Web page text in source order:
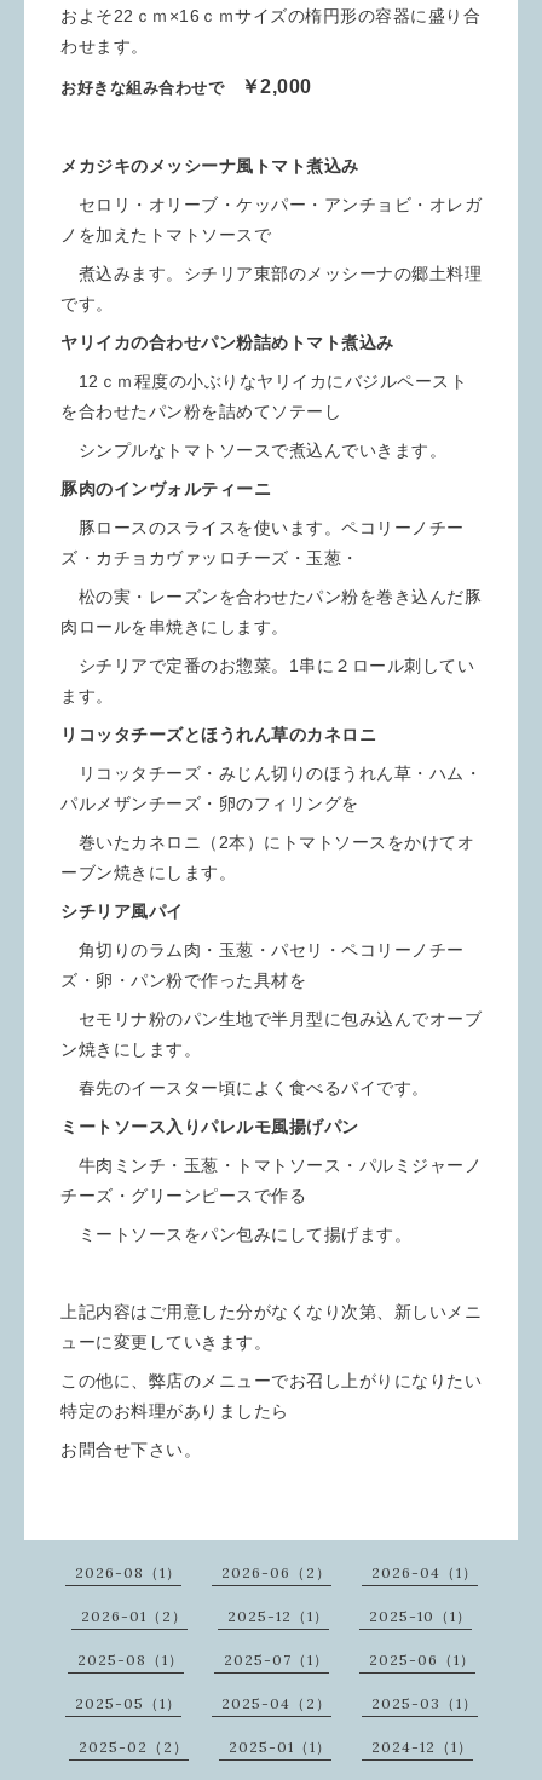
およそ22ｃｍ×16ｃｍサイズの楕円形の容器に盛り合
わせます。
お好きな組み合わせで ￥2,000
メカジキのメッシーナ風トマト煮込み
セロリ・オリーブ・ケッパー・アンチョビ・オレガ
ノを加えたトマトソースで
煮込みます。シチリア東部のメッシーナの郷土料理
です。
ヤリイカの合わせパン粉詰めトマト煮込み
12ｃｍ程度の小ぶりなヤリイカにバジルペースト
を合わせたパン粉を詰めてソテーし
シンプルなトマトソースで煮込んでいきます。
豚肉のインヴォルティーニ
豚ロースのスライスを使います。ペコリーノチー
ズ・カチョカヴァッロチーズ・玉葱・
松の実・レーズンを合わせたパン粉を巻き込んだ豚
肉ロールを串焼きにします。
シチリアで定番のお惣菜。1串に２ロール刺してい
ます。
リコッタチーズとほうれん草のカネロニ
リコッタチーズ・みじん切りのほうれん草・ハム・
パルメザンチーズ・卵のフィリングを
巻いたカネロニ（2本）にトマトソースをかけてオ
ーブン焼きにします。
シチリア風パイ
角切りのラム肉・玉葱・パセリ・ペコリーノチー
ズ・卵・パン粉で作った具材を
セモリナ粉のパン生地で半月型に包み込んでオーブ
ン焼きにします。
春先のイースター頃によく食べるパイです。
ミートソース入りパレルモ風揚げパン
牛肉ミンチ・玉葱・トマトソース・パルミジャーノ
チーズ・グリーンピースで作る
ミートソースをパン包みにして揚げます。
上記内容はご用意した分がなくなり次第、新しいメニ
ューに変更していきます。
この他に、弊店のメニューでお召し上がりになりたい
特定のお料理がありましたら
お問合せ下さい。
2026-08（1） 2026-06（2） 2026-04（1）
2026-01（2） 2025-12（1） 2025-10（1）
2025-08（1） 2025-07（1） 2025-06（1）
2025-05（1） 2025-04（2） 2025-03（1）
2025-02（2） 2025-01（1） 2024-12（1）